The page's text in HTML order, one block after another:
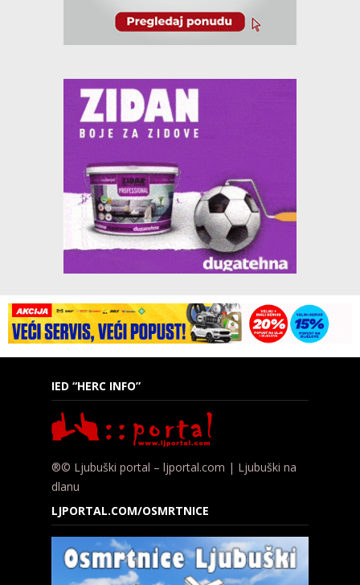
IED “HERC INFO”
®© Ljubuški portal – ljportal.com | Ljubuški na
dlanu
LJPORTAL.COM/OSMRTNICE